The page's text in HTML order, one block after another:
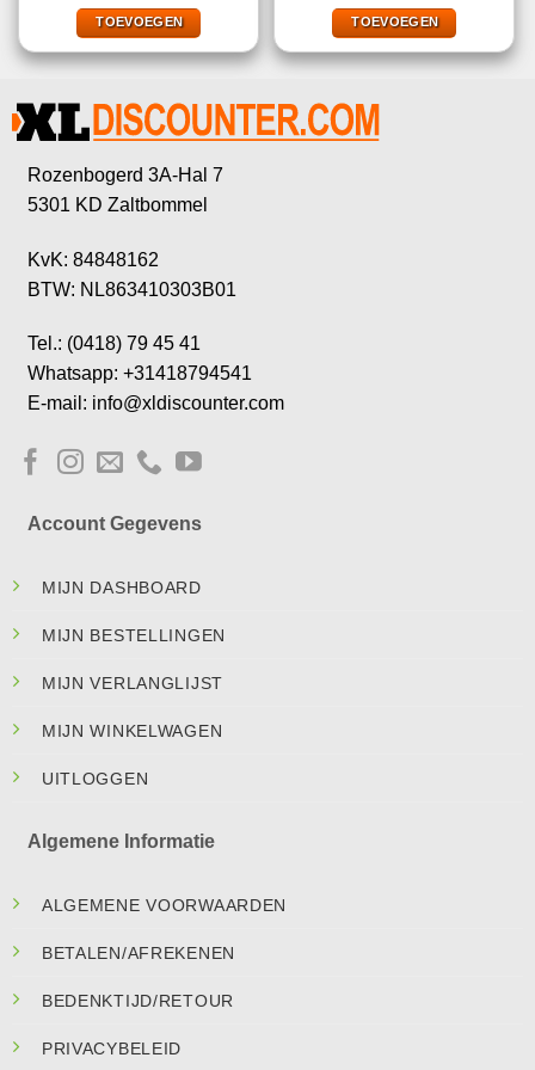
was:
€8,95.
is:
€3,95.
TOEVOEGEN
was:
€9,95.
is:
€5,95.
TOEVOEGEN
Rozenbogerd 3A-Hal 7
5301 KD Zaltbommel
KvK: 84848162
BTW: NL863410303B01
Tel.: (0418) 79 45 41
Whatsapp: +31418794541
E-mail: info@xldiscounter.com
Account Gegevens
MIJN DASHBOARD
MIJN BESTELLINGEN
MIJN VERLANGLIJST
MIJN WINKELWAGEN
UITLOGGEN
Algemene Informatie
ALGEMENE VOORWAARDEN
BETALEN/AFREKENEN
BEDENKTIJD/RETOUR
PRIVACYBELEID